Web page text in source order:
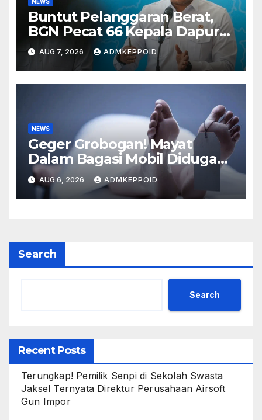
Buntut Pelanggaran Berat,
BGN Pecat 66 Kepala Dapur
MBG dan Ungkap Alasannya
AUG 7, 2026 ADMKEPPOID
NEWS
Geger Grobogan! Mayat
Dalam Bagasi Mobil Diduga
Terkait Hilangnya Bos Konter
HP
AUG 6, 2026 ADMKEPPOID
Search
Search
Recent Posts
Terungkap! Pemilik Senpi di Sekolah Swasta
Jaksel Ternyata Direktur Perusahaan Airsoft
Gun Impor